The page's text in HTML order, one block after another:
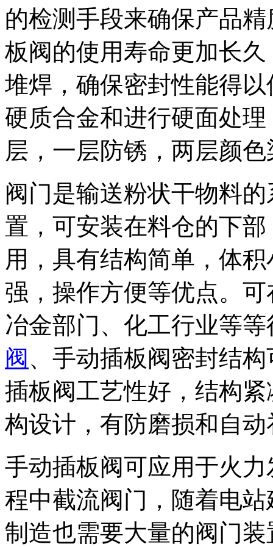
的检测手段来确保产品
板阀的使用寿命更加长
堆焊，确保密封性能得
硬质合金和进行硬面处
层，一层防锈，两层颜色
阀门是输送粉状干物料
置，可安装在料仓的下
用，具有结构简单，体
强，操作方便等优点。
冶金部门、化工行业等
阀、手动插板阀密封结
插板阀工艺性好，结构
构设计，有防磨损和自
手动插板阀可应用于火
程中截流阀门，随着电
制造也需要大量的阀门